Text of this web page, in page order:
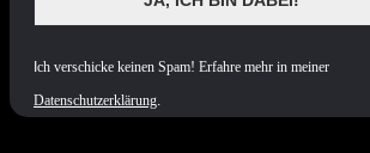
ch verschicke keinen Spam! Erfahre mehr in meiner
Datenschutzerklärung.